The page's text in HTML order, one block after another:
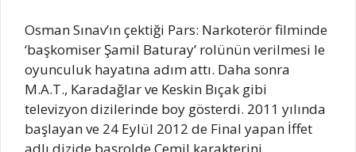
Osman Sınav’ın çektiği Pars: Narkoterör filminde
‘başkomiser Şamil Baturay’ rolünün verilmesi le
oyunculuk hayatına adım attı. Daha sonra
M.A.T., Karadağlar ve Keskin Bıçak gibi
televizyon dizilerinde boy gösterdi. 2011 yılında
başlayan ve 24 Eylül 2012 de Final yapan İffet
adlı dizide başrolde Cemil karakterini